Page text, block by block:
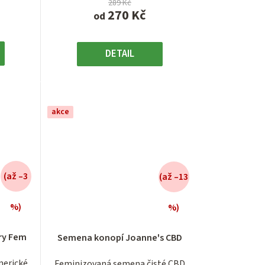
od 270 Kč
289 Kč
DETAIL
Fem
(až –3
%)
akce
Semena konopí Joanne's CBD
(až –13
%)
produktu